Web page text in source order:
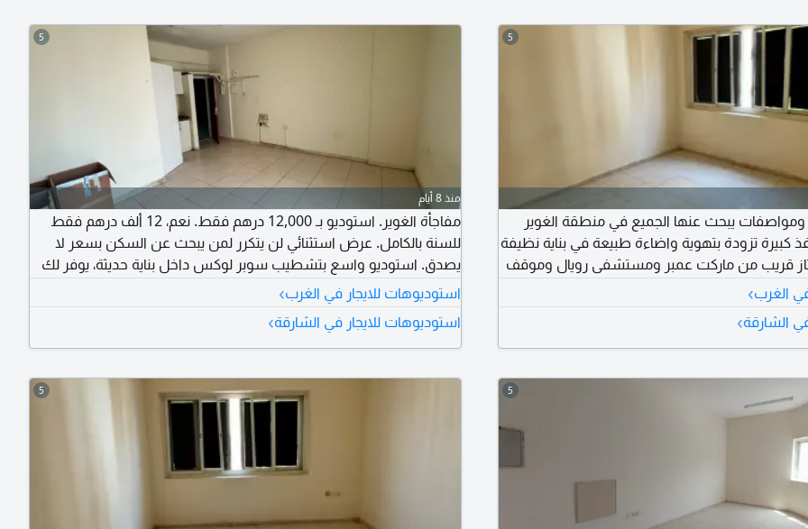
5
يبحث عنها الجميع في منطقة الغوير
كبيرة تزودة بتهوية واضاءة طبيعة في بناية نظيفة
قريب من ماركت عمبر ومستشفى رويال وموقف
كاملة على المالك س
الغرب›
الشارقة›
5
منذ 8 أيام
مفاجأة الغوير. استوديو بـ 12,000 درهم فقط. نعم، 12 ألف درهم فقط
للسنة بالكامل. عرض استثنائي لن يتكرر لمن يبحث عن السكن بسعر لا
يصدق. استوديو واسع بتشطيب سوبر لوكس داخل بناية حديثة، يوفر لك
الراحة والجودة في موقع مميز قريب من كل ما تحتاجه. الإيجار السنوي
12,000 درهم فقط. الدفع على 4 أو 6 دفعات مرنة لراحة أكبر. الموقع:
الغوير، بالقرب من نستو واللولو والمولات والخدمات.
استوديوهات للايجار في الغرب›
استوديوهات للايجار في الشارقة›
5
5